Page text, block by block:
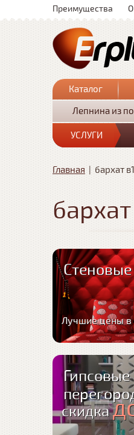
Преимущества
Каталог
Лепнина из
УСЛУГИ
Главная | бархат
Лучшие цены в
Гипсовые
скидка